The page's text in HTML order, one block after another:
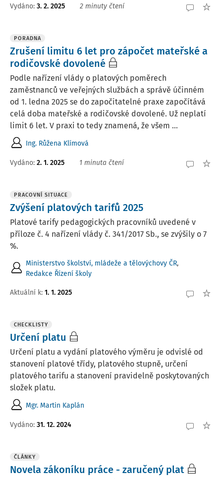
Vydáno: 3. 2. 2025 2 minuty čtení
PORADNA
Zrušení limitu 6 let pro zápočet mateřské a
rodičovské dovolené
Podle nařízení vlády o platových poměrech
zaměstnanců ve veřejných službách a správě účinném
od 1. ledna 2025 se do započitatelné praxe započítává
celá doba mateřské a rodičovské dovolené. Už neplatí
limit 6 let. V praxi to tedy znamená, že všem ...
Ing. Růžena Klímová
Vydáno: 2. 1. 2025 1 minuta čtení
PRACOVNÍ SITUACE
Zvýšení platových tarifů 2025
Platové tarify pedagogických pracovníků uvedené v
příloze č. 4 nařízení vlády č. 341/2017 Sb., se zvýšily o 7
%.
Ministerstvo školství, mládeže a tělovýchovy ČR,
Redakce Řízení školy
Aktuální k: 1. 1. 2025
CHECKLISTY
Určení platu
Určení platu a vydání platového výměru je odvislé od
stanovení platové třídy, platového stupně, určení
platového tarifu a stanovení pravidelně poskytovaných
složek platu.
Mgr. Martin Kaplán
Vydáno: 31. 12. 2024
ČLÁNKY
Novela zákoníku práce - zaručený plat